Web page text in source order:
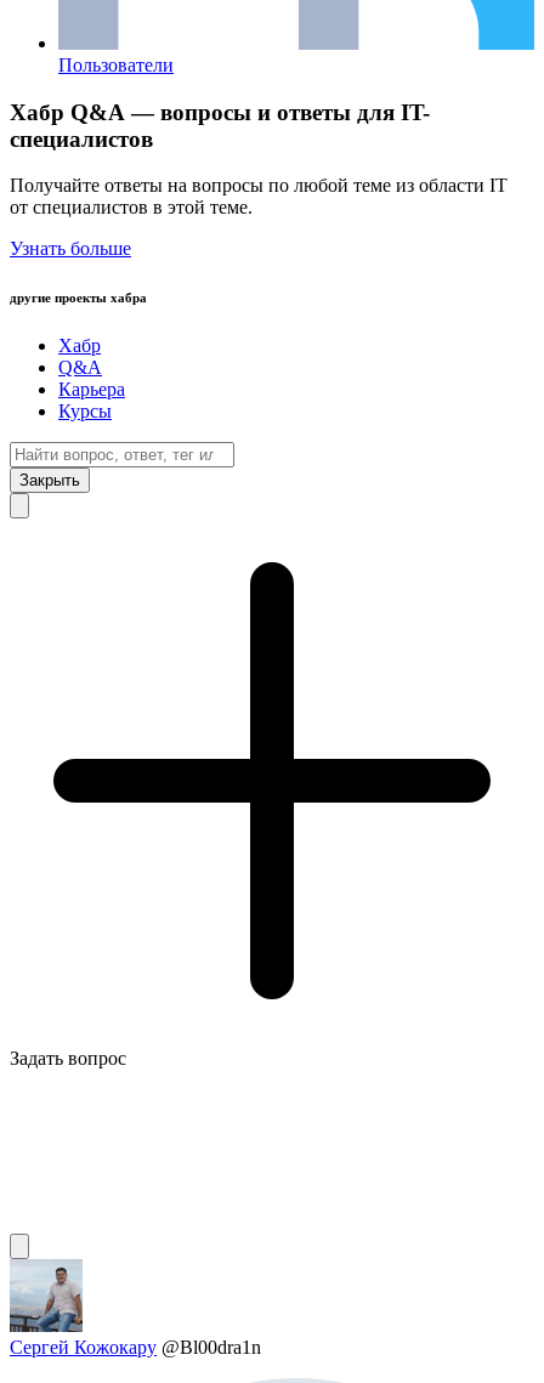
Пользователи
Хабр Q&A — вопросы и ответы для IT-
специалистов
Получайте ответы на вопросы по любой теме из области IT
от специалистов в этой теме.
Узнать больше
другие проекты хабра
Хабр
Q&A
Карьера
Курсы
Закрыть
Задать вопрос
Сергей Кожокару @Bl00dra1n